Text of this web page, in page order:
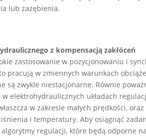
lub zazębienia.
z kompensacją zakłóceń
zastosowanie w pozycjonowaniu i
pracują w zmiennych warunkach
są zwykle niestacjonarne. Równie
elektrohydraulicznych układach
w zakresie małych prędkości,
i temperatury. Aby osiągnąć
regulacji, które będą odporne na